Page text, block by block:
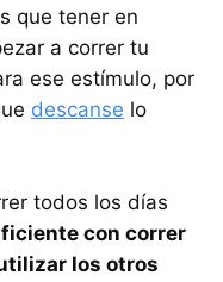
que tener en
a correr tu
ese estímulo, por
descanse lo
todos los días
con correr
los otros